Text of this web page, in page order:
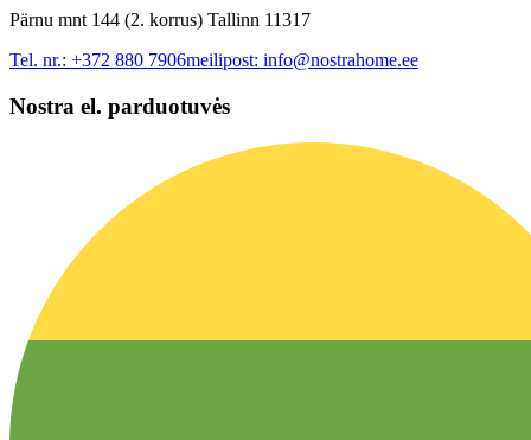
Pärnu mnt 144 (2. korrus) Tallinn 11317
Tel. nr.: +372 880 7906meilipost: info@nostrahome.ee
Nostra el. parduotuvės